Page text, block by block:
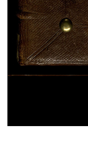
Bernardus
dispensation,
[Escerti di testi
peccato e la